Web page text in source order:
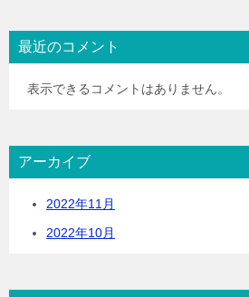
最近のコメント
表示できるコメントはありません。
アーカイブ
2022年11月
2022年10月